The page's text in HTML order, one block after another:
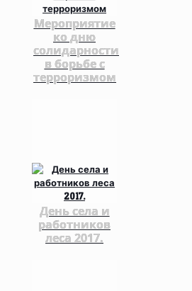
Мероприятие
ко дню
солидарности
в борьбе с
терроризмом
День села и
работников
леса 2017.